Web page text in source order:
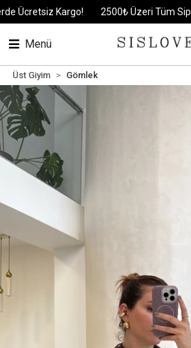
Kargo! 2500₺ Üzeri Tüm
Menü
Üst Giyim Gömlek